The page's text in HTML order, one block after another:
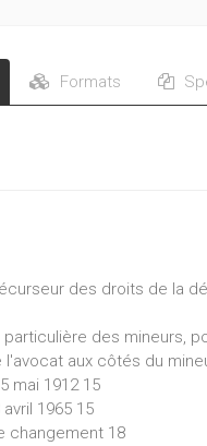
Formats
des droits de la
des mineurs,
aux côtés du
mai 1912 15
1965 15
changement 18